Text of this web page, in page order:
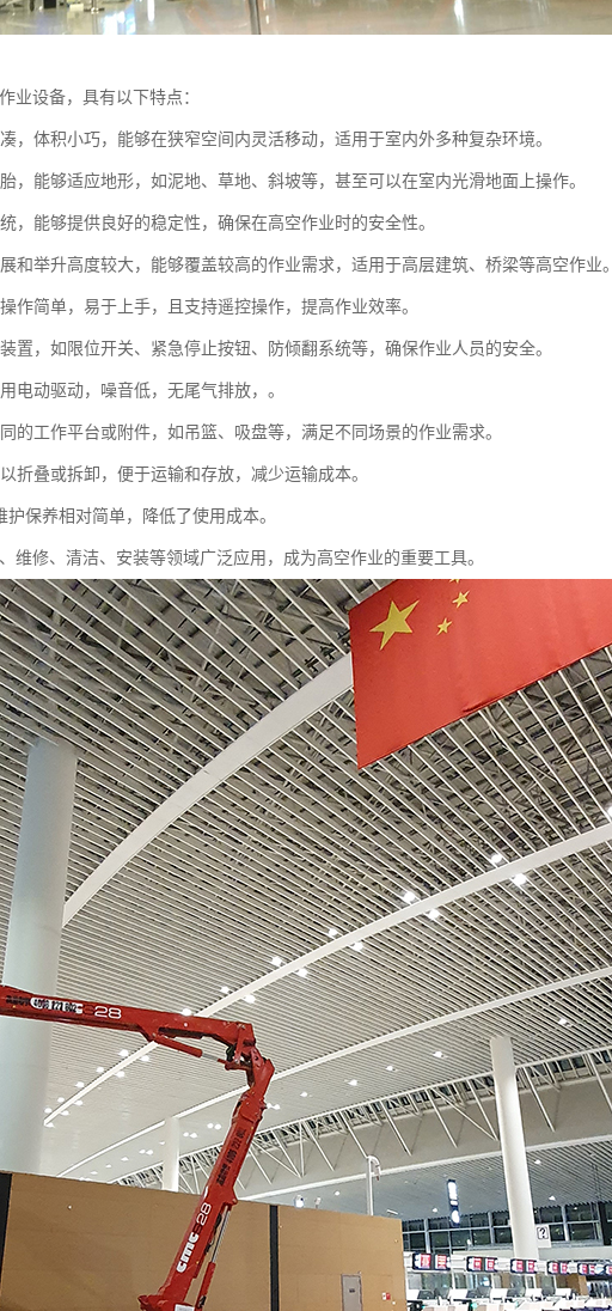
业设备，具有以下特点：
，体积小巧，能够在狭窄空间内灵活移动，适用于室内外多种复杂环境。
，能够适应地形，如泥地、草地、斜坡等，甚至可以在室内光滑地面上操作。
，能够提供良好的稳定性，确保在高空作业时的安全性。
和举升高度较大，能够覆盖较高的作业需求，适用于高层建筑、桥梁等高空作业。
作简单，易于上手，且支持遥控操作，提高作业效率。
置，如限位开关、紧急停止按钮、防倾翻系统等，确保作业人员的安全。
电动驱动，噪音低，无尾气排放，。
的工作平台或附件，如吊篮、吸盘等，满足不同场景的作业需求。
折叠或拆卸，便于运输和存放，减少运输成本。
保养相对简单，降低了使用成本。
维修、清洁、安装等领域广泛应用，成为高空作业的重要工具。